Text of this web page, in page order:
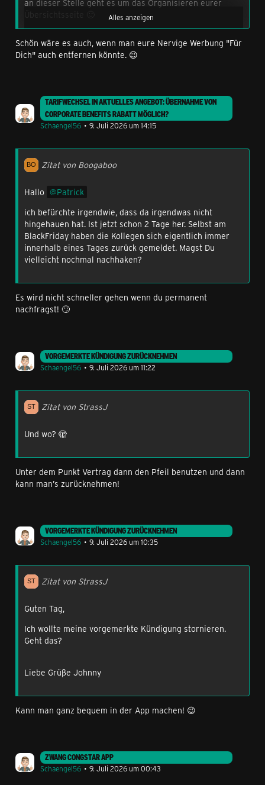
an dieser Stelle geht es um das Organisieren eurer
Wenn ihr nur einen Vertrag habt, wird euch die
Übersichtsseite direkt angezeigt.
Habt ihr mehrere Tarife, könnt ihr für jeden einzeln die
aus. Anschließend werden euch die Details zum
Verbrauch, Rechnungen, etc. in den Kacheln angezeigt.
Diese könnt ihr nach Belieben anpassen.
Alles anzeigen
Schön wäre es auch, wenn man eure Nervige Werbung "Für
Dich" auch entfernen könnte. 😉
TARIFWECHSEL IN AKTUELLES ANGEBOT: ÜBERNAHME VON
CORPORATE BENEFITS RABATT MÖGLICH?
Schaengel56
9. Juli 2026 um 14:15
Zitat von Boogaboo
Hallo
Patrick
ich befürchte irgendwie, dass da irgendwas nicht
hingehauen hat. Ist jetzt schon 2 Tage her. Selbst am
BlackFriday haben die Kollegen sich eigentlich immer
innerhalb eines Tages zurück gemeldet. Magst Du
vielleicht nochmal nachhaken?
Es wird nicht schneller gehen wenn du permanent
nachfragst! 🙄
VORGEMERKTE KÜNDIGUNG ZURÜCKNEHMEN
Schaengel56
9. Juli 2026 um 11:22
Zitat von StrassJ
Und wo? 🫣
Unter dem Punkt Vertrag dann den Pfeil benutzen und dann
kann man’s zurücknehmen!
VORGEMERKTE KÜNDIGUNG ZURÜCKNEHMEN
Schaengel56
9. Juli 2026 um 10:35
Zitat von StrassJ
Guten Tag,
Ich wollte meine vorgemerkte Kündigung stornieren.
Geht das?
Liebe Grüße Johnny
Kann man ganz bequem in der App machen! 😉
ZWANG CONGSTAR APP
Schaengel56
9. Juli 2026 um 00:43